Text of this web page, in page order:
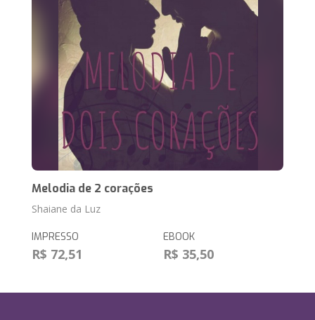
Melodia de 2 corações
Shaiane da Luz
IMPRESSO
R$ 72,51
EBOOK
R$ 35,50